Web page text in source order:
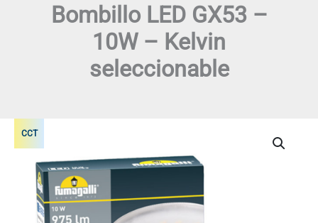
Bombillo LED GX53 –
10W – Kelvin
seleccionable
CCT